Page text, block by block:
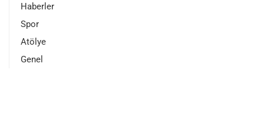
Haberler
Spor
Atölye
Genel